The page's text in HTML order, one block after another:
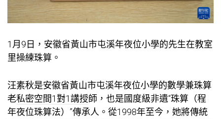
1月9日，安徽省黃山市屯溪年夜位小學的先生在教室
里操練珠算。
汪素秋是安徽省黃山市屯溪年夜位小學的數學兼珠算
老私密空間1對1講授師，也是國度級非遺“珠算（程
年夜位珠算法）”傳承人。從1998年至今，她將傳統